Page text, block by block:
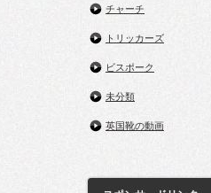
チャーチ
トリッカーズ
ビスポーク
未分類
英国靴の動画